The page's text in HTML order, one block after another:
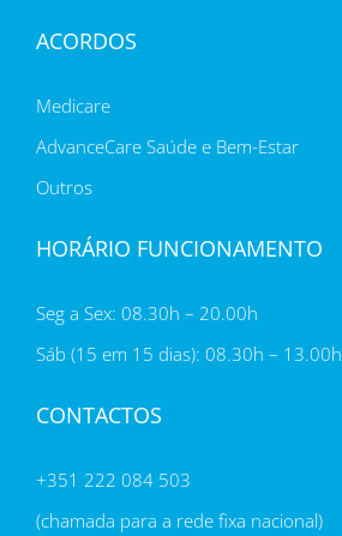
ACORDOS
Medicare
AdvanceCare Saúde e Bem-Estar
Outros
HORÁRIO FUNCIONAMENTO
Seg a Sex: 08.30h – 20.00h
Sáb (15 em 15 dias): 08.30h – 13.00h
CONTACTOS
+351 222 084 503
(chamada para a rede fixa nacional)